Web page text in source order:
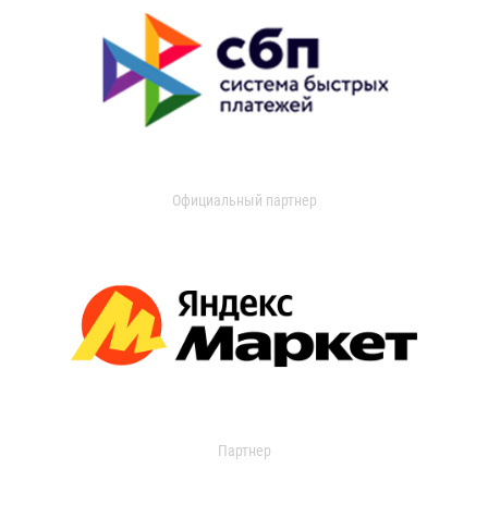
Официальный партнер
Партнер